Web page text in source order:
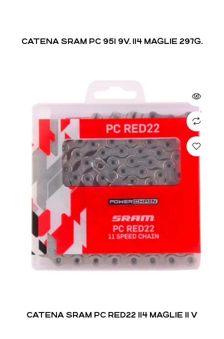
CATENA SRAM PC 951 9V. 114 MAGLIE 297G.
CATENA SRAM PC RED22 114 MAGLIE 11 V